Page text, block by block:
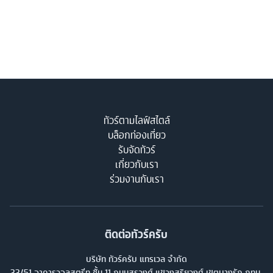
ทัวร์ตามไลฟ์สไตล์
บล็อกท่องเที่ยว
รับจัดทัวร์
เกี่ยวกับเรา
ร่วมงานกับเรา
ติดต่อทัวร์ครับ
บริษัท ทัวร์ครับ แทรเวล จำกัด